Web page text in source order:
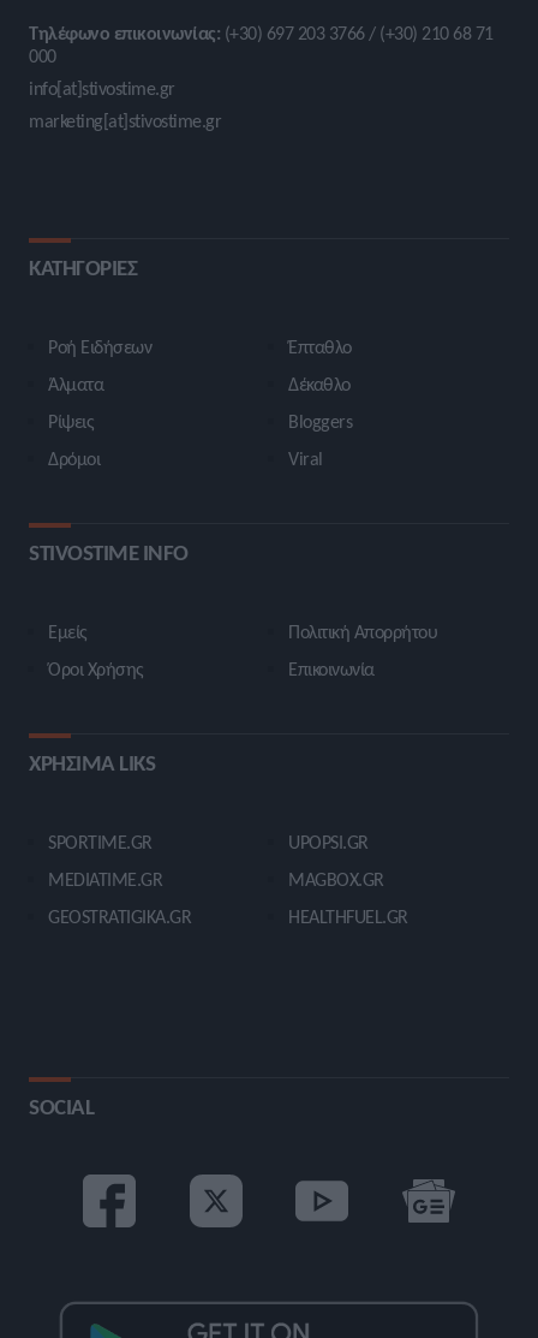
Τηλέφωνο επικοινωνίας: (+30) 697 203 3766 / (+30) 210 68 71
000
info[at]stivostime.gr
marketing[at]stivostime.gr
ΚΑΤΗΓΟΡΙΕΣ
Ροή Ειδήσεων
Άλματα
Ρίψεις
Δρόμοι
Έπταθλο
Δέκαθλο
Bloggers
Viral
STIVOSTIME INFO
Εμείς
Όροι Χρήσης
Πολιτική Απορρήτου
Επικοινωνία
ΧΡΗΣΙΜΑ LIKS
SPORTIME.GR
MEDIATIME.GR
GEOSTRATIGIKA.GR
UPOPSI.GR
MAGBOX.GR
HEALTHFUEL.GR
SOCIAL